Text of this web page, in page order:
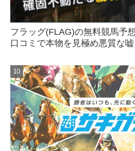
フラッグ(FLAG)の無料競馬予
口コミで本物を見極め悪質な嘘